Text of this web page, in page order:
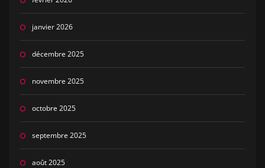
janvier 2026
décembre 2025
novembre 2025
octobre 2025
septembre 2025
août 2025